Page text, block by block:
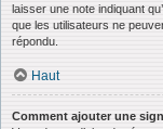
laisser une note indiquant
que les utilisateurs ne
répondu.
Haut
Comment ajouter une